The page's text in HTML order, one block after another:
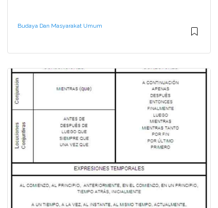
Budaya Dan Masyarakat Umum